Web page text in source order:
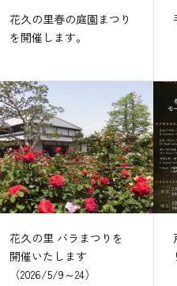
花久の里春の庭園まつり
を開催します。
花久の里 バラまつりを
開催いたします
（2026/5/9～24）